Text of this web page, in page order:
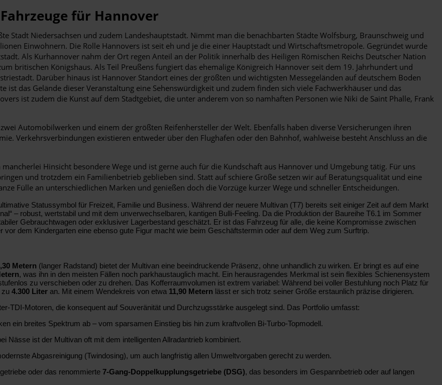
für Hannover
Stadt Niedersachsen und zudem Landeshauptstadt. Nimmt man die benachbarten Städte Wolfsburg, Braunschweig und
Einwohnern. Die Rolle Hannovers ist seit eh und je die einer Hauptstadt und Wirtschaftsmetropole. Gegründet wurde
Als Kurhannover nahm der Ort regen Anteil an der Politik innerhalb des Heiligen Römischen Reichs Deutscher Nation
britischen Königshaus. Als Teil Preußens fungiert das ehemalige Königreich Hannover seit dem 19. Jahrhundert und
Darüber hinaus ist Hannover Standort eines der größten und wichtigsten Messegeländen auf deutschem Boden
ist das Gelände dieser Veranstaltung eine Sehenswürdigkeit und zudem finden sich viele Fachwerkhäuser und das
ist zudem die Kunst auf dem Stadtgebiet, die unter anderem von so namhaften Personen wie Niki de Saint Phalle, Frank
Automobilwerken und einem der größten Reifenhersteller der Welt. Ebenfalls haben diverse Versicherungen ihren
Verkehrsverbindungen existieren entweder über den Flughafen oder den Bahnhof, wahlweise besteht Anschluss an die
Hinsicht besondere Wege und ist gerne auch für die Kundschaft aus Hannover und Umgebung tätig. Für uns
und trotzdem ein Familienbetrieb geblieben sind. Statt auf schiere Größe setzen wir auf Beratungsqualität und eine
Fülle an unterschiedlichen Marken und genießen doch die Vorzüge kurzer Wege und schneller Entscheidungen.
Statussymbol für Freizeit, Familie und Business. Während der neuere Multivan (T7) bereits seit einiger Zeit auf dem Markt
– robust, wertstabil und mit dem unverwechselbaren, kantigen Bulli-Feeling. Da die Produktion der Baureihe T6.1 im Sommer
Gebrauchtwagen oder exklusiver Lagerbestand geschätzt. Er ist das Fahrzeug für alle, die keine Kompromisse zwischen
dem Kindergarten eine ebenso gute Figur macht wie beim Geschäftstermin oder auf dem Weg zum Surftrip.
Metern (langer Radstand) bietet der Multivan eine beeindruckende Präsenz, ohne unhandlich zu wirken. Er bringt es auf eine
, was ihn in den meisten Fällen noch parkhaustauglich macht. Ein herausragendes Merkmal ist sein flexibles Schienensystem
zu verschieben oder zu drehen. Das Kofferraumvolumen ist extrem variabel: Während bei voller Bestuhlung noch Platz für
4.300 Liter an. Mit einem Wendekreis von etwa 11,90 Metern lässt er sich trotz seiner Größe erstaunlich präzise dirigieren.
TDI-Motoren, die konsequent auf Souveränität und Durchzugsstärke ausgelegt sind. Das Portfolio umfasst:
ein breites Spektrum ab – vom sparsamen Einstieg bis hin zum kraftvollen Bi-Turbo-Topmodell.
Nässe ist der Multivan oft mit dem intelligenten Allradantrieb kombiniert.
Abgasreinigung (Twindosing), um auch langfristig allen Umweltvorgaben gerecht zu werden.
oder das renommierte 7-Gang-Doppelkupplungsgetriebe (DSG), das besonders im Gespannbetrieb oder auf langen